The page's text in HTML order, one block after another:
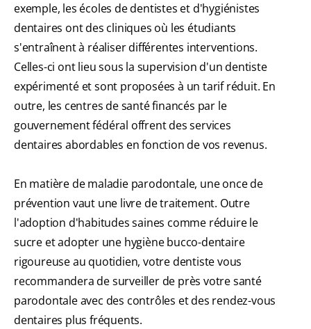
exemple, les écoles de dentistes et d'hygiénistes
dentaires ont des cliniques où les étudiants
s'entraînent à réaliser différentes interventions.
Celles-ci ont lieu sous la supervision d'un dentiste
expérimenté et sont proposées à un tarif réduit. En
outre, les centres de santé financés par le
gouvernement fédéral offrent des services
dentaires abordables en fonction de vos revenus.
En matière de maladie parodontale, une once de
prévention vaut une livre de traitement. Outre
l'adoption d'habitudes saines comme réduire le
sucre et adopter une hygiène bucco-dentaire
rigoureuse au quotidien, votre dentiste vous
recommandera de surveiller de près votre santé
parodontale avec des contrôles et des rendez-vous
dentaires plus fréquents.